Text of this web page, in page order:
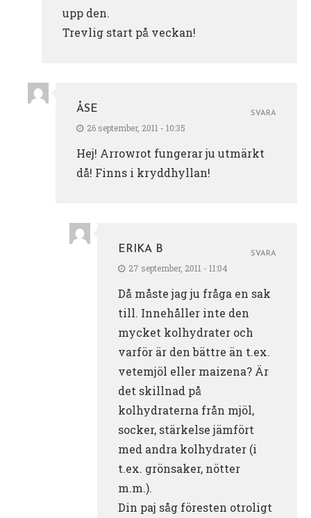
upp den.
Trevlig start på veckan!
ÅSE
26 september, 2011 - 10:35
Hej! Arrowrot fungerar ju utmärkt
då! Finns i kryddhyllan!
SVARA
ERIKA B
27 september, 2011 - 11:04
Då måste jag ju fråga en sak
till. Innehåller inte den
mycket kolhydrater och
varför är den bättre än t.ex.
vetemjöl eller maizena? Är
det skillnad på
kolhydraterna från mjöl,
socker, stärkelse jämfört
med andra kolhydrater (i
t.ex. grönsaker, nötter
m.m.).
Din paj såg föresten otroligt
SVARA